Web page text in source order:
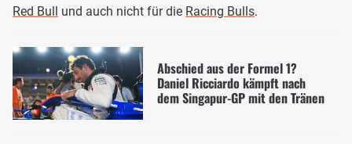
Red Bull und auch nicht für die Racing Bulls.
Abschied aus der Formel 1?
Daniel Ricciardo kämpft nach
dem Singapur-GP mit den Tränen